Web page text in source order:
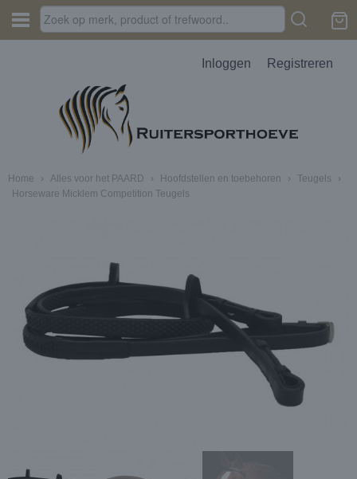
Inloggen Registreren
Home › Alles voor het PAARD › Hoofdstellen en toebehoren › Teugels
›
Horseware Micklem Competition Teugels